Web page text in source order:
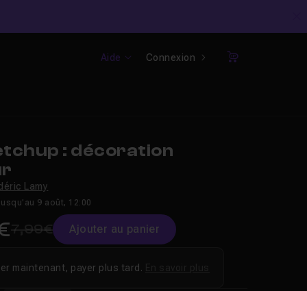
Aide Connexion
Panier
: décoration
Lamy
9 août, 12:00
7,99€ Ajouter au panier
maintenant, payer plus tard.